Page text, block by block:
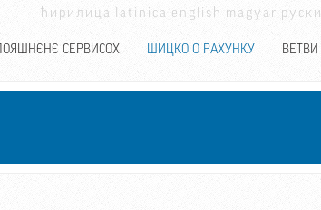
ћирилица latinica english magyar руски
ПОЯШНЄНЄ СЕРВИСОХ ШИЦКО О РАХУНКУ ВЕТВИ